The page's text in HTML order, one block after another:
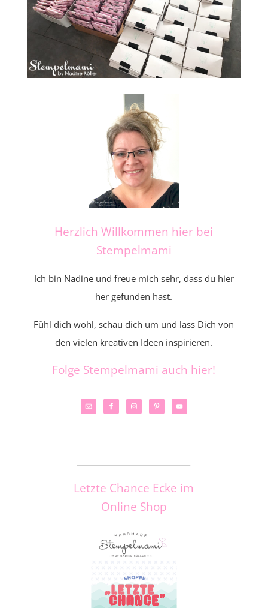
Herzlich Willkommen hier bei
Stempelmami
Ich bin Nadine und freue mich sehr, dass du hier
her gefunden hast.
Fühl dich wohl, schau dich um und lass Dich von
den vielen kreativen Ideen inspirieren.
Folge Stempelmami auch hier!
Letzte Chance Ecke im
Online Shop